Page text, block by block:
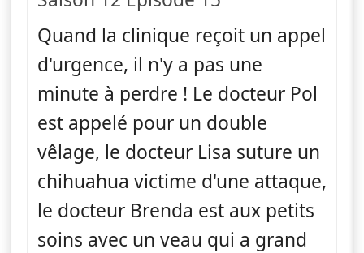
Quand la clinique reçoit un appel
d'urgence, il n'y a pas une
minute à perdre ! Le docteur Pol
est appelé pour un double
vêlage, le docteur Lisa suture un
chihuahua victime d'une attaque,
le docteur Brenda est aux petits
soins avec un veau qui a grand